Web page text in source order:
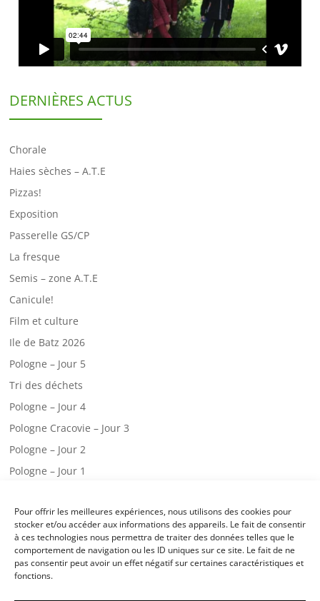
Pour offrir les meilleures expériences, nous utilisons des cookies pour
stocker et/ou accéder aux informations des appareils. Le fait de consentir
à ces technologies nous permettra de traiter des données telles que le
comportement de navigation ou les ID uniques sur ce site. Le fait de ne
pas consentir peut avoir un effet négatif sur certaines caractéristiques et
fonctions.
DERNIÈRES ACTUS
Chorale
Haies sèches – A.T.E
Pizzas!
Exposition
Passerelle GS/CP
La fresque
Semis – zone A.T.E
Canicule!
Film et culture
Ile de Batz 2026
Pologne – Jour 5
Tri des déchets
Pologne – Jour 4
Pologne Cracovie – Jour 3
Pologne – Jour 2
Pologne – Jour 1
Une visite chez les pompiers!
Classe de mer – jour 3
Classe de mer – jour 2